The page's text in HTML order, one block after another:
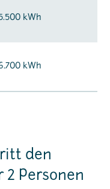
kWh
kWh
den
Personen